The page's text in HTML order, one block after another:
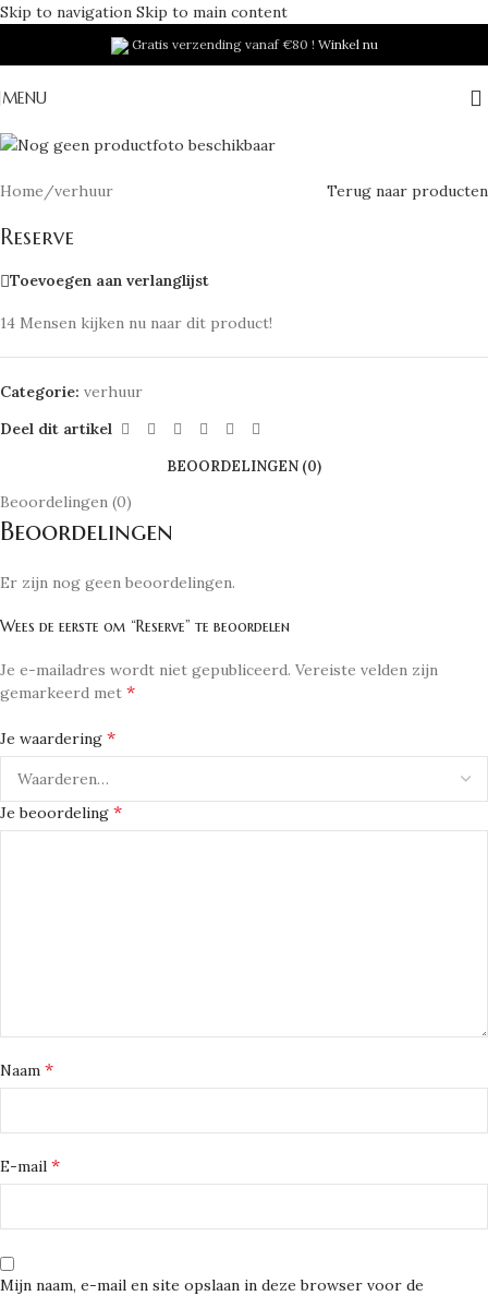
Skip to navigation Skip to main content
Gratis verzending vanaf €80 ! Winkel nu
MENU
Home /verhuur Terug naar producten
Reserve
Toevoegen aan verlanglijst
14 Mensen kijken nu naar dit product!
Categorie: verhuur
Deel dit artikel
BEOORDELINGEN (0)
Beoordelingen (0)
Beoordelingen
Er zijn nog geen beoordelingen.
Wees de eerste om “Reserve” te beoordelen
Je e-mailadres wordt niet gepubliceerd. Vereiste velden zijn
gemarkeerd met *
Je waardering *
Je beoordeling *
Naam *
E-mail *
Mijn naam, e-mail en site opslaan in deze browser voor de